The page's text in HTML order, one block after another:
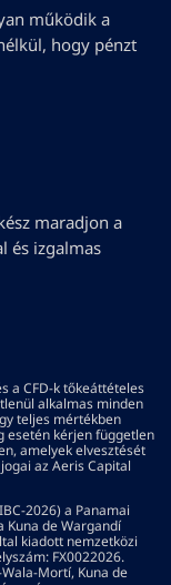
működik a
hogy pénzt
maradjon a
és izgalmas
a CFD-k tőkeáttételes
alkalmas minden
teljes mértékben
esetén kérjen független
amelyek elvesztését
az Aeris Capital
2026) a Panamai
Kuna de Wargandí
kiadott nemzetközi
FX0022026.
Mortí, Kuna de